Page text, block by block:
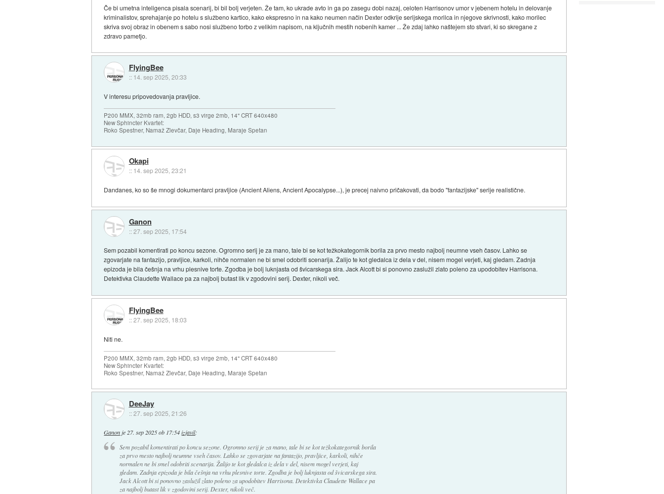
Če bi umetna inteligenca pisala scenarij, bi bil bolj verjeten. Že tam, ko ukrade avto in ga po zasegu dobi nazaj, celoten Harrisonov umor v jebenem hotelu in delovanje
kriminalistov, sprehajanje po hotelu s službeno kartico, kako ekspresno in na kako neumen način Dexter odkrije serijskega morilca in njegove skrivnosti, kako morilec
skriva svoj obraz in obenem s sabo nosi službeno torbo z velikim napisom, na ključnih mestih nobenih kamer ... Že zdaj lahko naštejem sto stvari, ki so skregane z
zdravo pametjo.
FlyingBee
:: 14. sep 2025, 20:33
V interesu pripovedovanja pravljice.
P200 MMX, 32mb ram, 2gb HDD, s3 virge 2mb, 14" CRT 640x480
New Sphincter Kvartet:
Roko Spestner, Namaž Zlevčar, Daje Heading, Maraje Spetan
Okapi
:: 14. sep 2025, 23:21
Dandanes, ko so še mnogi dokumentarci pravljice (Ancient Aliens, Ancient Apocalypse...), je precej naivno pričakovati, da bodo "fantazijske" serije realistične.
Ganon
::27. sep 2025, 17:54
Sem pozabil komentirati po koncu sezone. Ogromno serij je za mano, tale bi se kot težkokategornik borila za prvo mesto najbolj neumne vseh časov. Lahko se
zgovarjate na fantazijo, pravljice, karkoli, nihče normalen ne bi smel odobriti scenarija. Žalijo te kot gledalca iz dela v del, nisem mogel verjeti, kaj gledam. Zadnja
epizoda je bila češnja na vrhu plesnive torte. Zgodba je bolj luknjasta od švicarskega sira. Jack Alcott bi si ponovno zaslužil zlato poleno za upodobitev Harrisona.
Detektivka Claudette Wallace pa za najbolj butast lik v zgodovini serij. Dexter, nikoli več.
FlyingBee
::27. sep 2025, 18:03
Niti ne.
P200 MMX, 32mb ram, 2gb HDD, s3 virge 2mb, 14" CRT 640x480
New Sphincter Kvartet:
Roko Spestner, Namaž Zlevčar, Daje Heading, Maraje Spetan
DeeJay
::27. sep 2025, 21:26
Ganon je 27. sep 2025 ob 17:54 izjavil:
Sem pozabil komentirati po koncu sezone. Ogromno serij je za mano, tale bi se kot težkokategornik borila
za prvo mesto najbolj neumne vseh časov. Lahko se zgovarjate na fantazijo, pravljice, karkoli, nihče
normalen ne bi smel odobriti scenarija. Žalijo te kot gledalca iz dela v del, nisem mogel verjeti, kaj
gledam. Zadnja epizoda je bila češnja na vrhu plesnive torte. Zgodba je bolj luknjasta od švicarskega sira.
Jack Alcott bi si ponovno zaslužil zlato poleno za upodobitev Harrisona. Detektivka Claudette Wallace pa
za najbolj butast lik v zgodovini serij. Dexter, nikoli več.